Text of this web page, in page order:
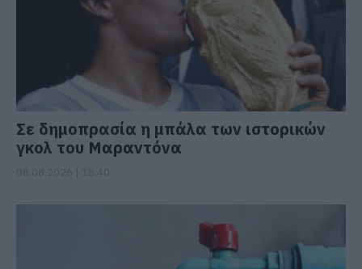
Σε δημοπρασία η μπάλα των ιστορικών
γκολ του Μαραντόνα